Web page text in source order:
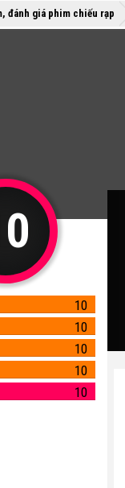
đánh giá phim chiếu rạp
10
10
10
10
10